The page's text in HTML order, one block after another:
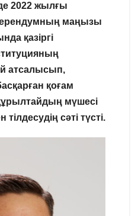
2022 жылғы
маңызы
қазіргі
атсалысып,
қоғам
мүшесі
сәті түсті.